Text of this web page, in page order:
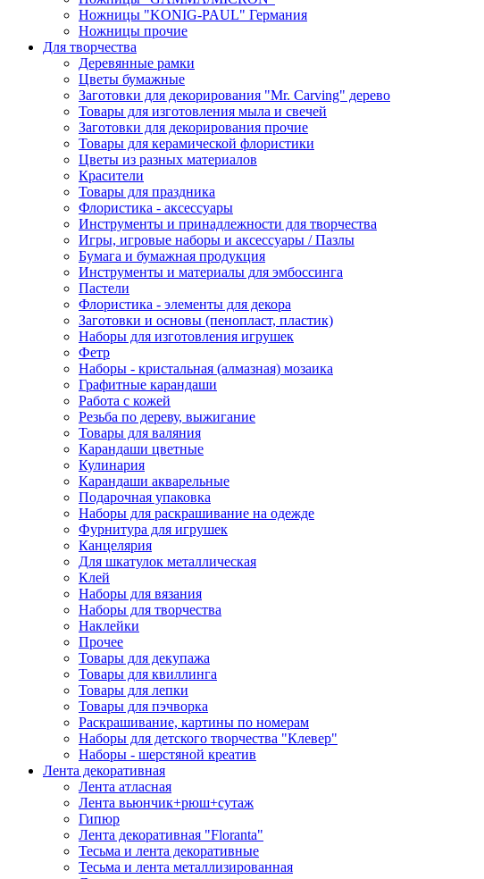
Ножницы "KONIG-PAUL" Германия
Ножницы прочие
Для творчества
Деревянные рамки
Цветы бумажные
Заготовки для декорирования "Mr. Carving" дерево
Товары для изготовления мыла и свечей
Заготовки для декорирования прочие
Товары для керамической флористики
Цветы из разных материалов
Красители
Товары для праздника
Флористика - аксессуары
Инструменты и принадлежности для творчества
Игры, игровые наборы и аксессуары / Пазлы
Бумага и бумажная продукция
Инструменты и материалы для эмбоссинга
Пастели
Флористика - элементы для декора
Заготовки и основы (пенопласт, пластик)
Наборы для изготовления игрушек
Фетр
Наборы - кристальная (алмазная) мозаика
Графитные карандаши
Работа с кожей
Резьба по дереву, выжигание
Товары для валяния
Карандаши цветные
Кулинария
Карандаши акварельные
Подарочная упаковка
Наборы для раскрашивание на одежде
Фурнитура для игрушек
Канцелярия
Для шкатулок металлическая
Клей
Наборы для вязания
Наборы для творчества
Наклейки
Прочее
Товары для декупажа
Товары для квиллинга
Товары для лепки
Товары для пэчворка
Раскрашивание, картины по номерам
Наборы для детского творчества "Клевер"
Наборы - шерстяной креатив
Лента декоративная
Лента атласная
Лента вьюнчик+рюш+сутаж
Гипюр
Лента декоративная "Floranta"
Тесьма и лента декоративные
Тесьма и лента металлизированная